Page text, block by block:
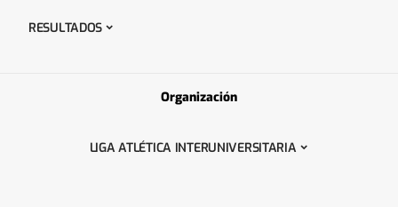
RESULTADOS
Organización
LIGA ATLÉTICA INTERUNIVERSITARIA